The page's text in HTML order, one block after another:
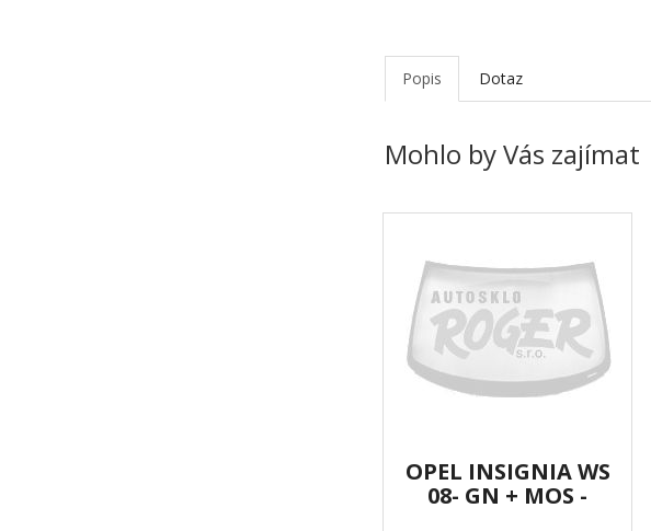
Popis Dotaz
Mohlo by Vás zajímat
OPEL INSIGNIA WS
08- GN + MOS -